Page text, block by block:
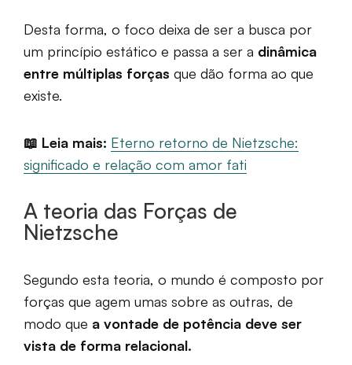
Desta forma, o foco deixa de ser a busca por
um princípio estático e passa a ser a dinâmica
entre múltiplas forças que dão forma ao que
existe.
📖 Leia mais: Eterno retorno de Nietzsche:
significado e relação com amor fati
A teoria das Forças de
Nietzsche
Segundo esta teoria, o mundo é composto por
forças que agem umas sobre as outras, de
modo que a vontade de potência deve ser
vista de forma relacional.